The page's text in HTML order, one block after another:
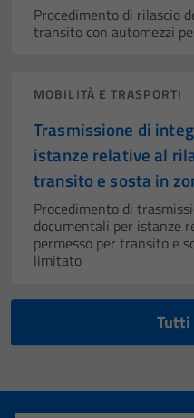
Procedimento di rilascio
transito con automezzi
MOBILITÀ E TRASPORTI
Trasmissione di
istanze relative al
transito e sosta in
Procedimento di
documentali per istanze
permesso per transito e
limitato
Tutti